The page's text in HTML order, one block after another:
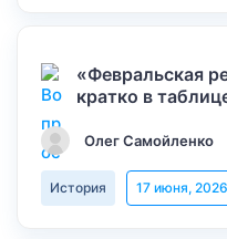
«Февральская
кратко в
Олег Самойленко
История 17 июня, 2026